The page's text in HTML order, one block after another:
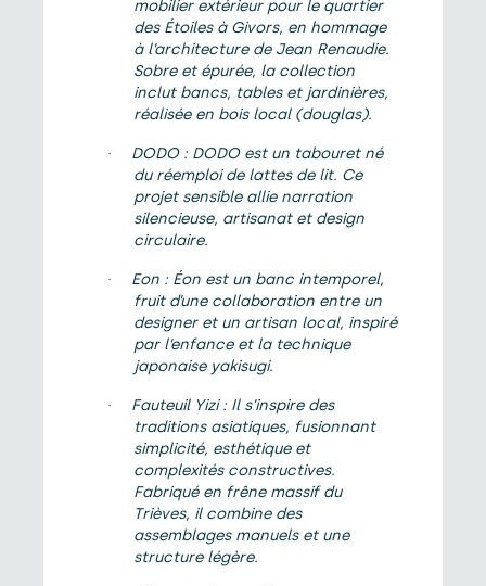
mobilier extérieur pour le quartier
des Étoiles à Givors, en hommage
à l’architecture de Jean Renaudie.
Sobre et épurée, la collection
inclut bancs, tables et jardinières,
réalisée en bois local (douglas).
·
DODO : DODO est un tabouret né
du réemploi de lattes de lit. Ce
projet sensible allie narration
silencieuse, artisanat et design
circulaire.
·
Eon : Éon est un banc intemporel,
fruit d’une collaboration entre un
designer et un artisan local, inspiré
par l’enfance et la technique
japonaise yakisugi.
·
Fauteuil Yizi : Il s’inspire des
traditions asiatiques, fusionnant
simplicité, esthétique et
complexités constructives.
Fabriqué en frêne massif du
Trièves, il combine des
assemblages manuels et une
structure légère.